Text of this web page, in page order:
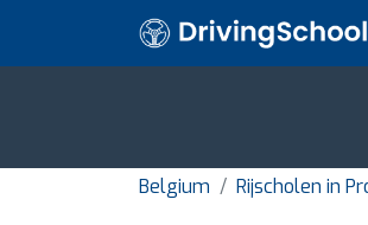
Belgium Rijscholen in